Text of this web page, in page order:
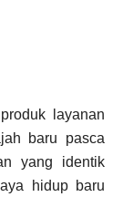
layanan
baru pasca
yang identik
hidup baru